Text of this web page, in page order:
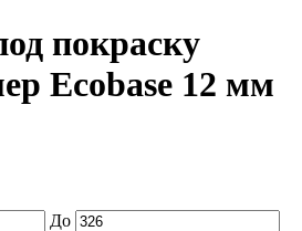
покраску
Ecobase 12 мм
До